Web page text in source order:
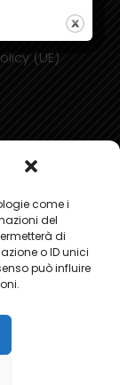
come i
del
di
o ID unici
può influire
(UE)